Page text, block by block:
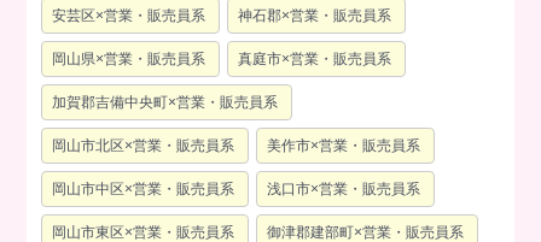
安芸区×営業・販売員系 神石郡×営業・販売員系
岡山県×営業・販売員系 真庭市×営業・販売員系
加賀郡吉備中央町×営業・販売員系
岡山市北区×営業・販売員系 美作市×営業・販売員系
岡山市中区×営業・販売員系 浅口市×営業・販売員系
岡山市東区×営業・販売員系 御津郡建部町×営業・販売員系